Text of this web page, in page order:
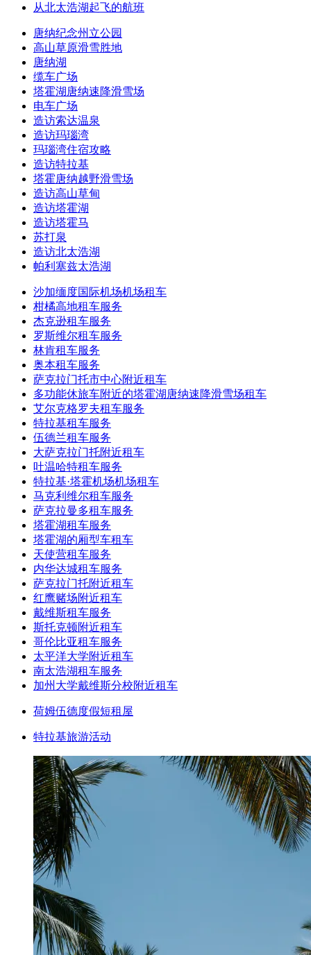
从北太浩湖起飞的航班
唐纳纪念州立公园
高山草原滑雪胜地
唐纳湖
缆车广场
塔霍湖唐纳速降滑雪场
电车广场
造访索达温泉
造访玛瑙湾
玛瑙湾住宿攻略
造访特拉基
塔霍唐纳越野滑雪场
造访高山草甸
造访塔霍湖
造访塔霍马
苏打泉
造访北太浩湖
帕利塞兹太浩湖
沙加缅度国际机场机场租车
柑橘高地租车服务
杰克逊租车服务
罗斯维尔租车服务
林肯租车服务
奥本租车服务
萨克拉门托市中心附近租车
多功能休旅车附近的塔霍湖唐纳速降滑雪场租车
艾尔克格罗夫租车服务
特拉基租车服务
伍德兰租车服务
大萨克拉门托附近租车
吐温哈特租车服务
特拉基·塔霍机场机场租车
马克利维尔租车服务
萨克拉曼多租车服务
塔霍湖租车服务
塔霍湖的厢型车租车
天使营租车服务
内华达城租车服务
萨克拉门托附近租车
红鹰赌场附近租车
戴维斯租车服务
斯托克顿附近租车
哥伦比亚租车服务
太平洋大学附近租车
南太浩湖租车服务
加州大学戴维斯分校附近租车
荷姆伍德度假短租屋
特拉基旅游活动